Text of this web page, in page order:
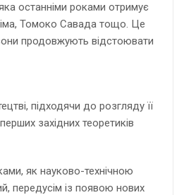
останніми роками отримує
Томоко Савада тощо. Це
продовжують відстоювати
підходячи до розгляду її
західних теоретиків
як науково-технічною
передусім із появою нових